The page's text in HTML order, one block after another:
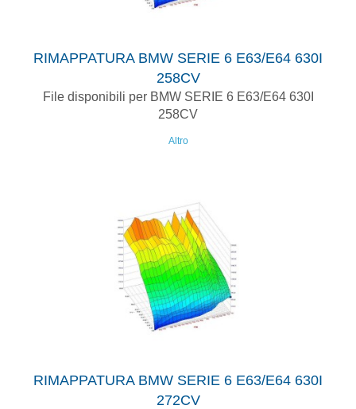
RIMAPPATURA BMW SERIE 6 E63/E64 630I
258CV
File disponibili per BMW SERIE 6 E63/E64 630I
258CV
Altro
RIMAPPATURA BMW SERIE 6 E63/E64 630I
272CV